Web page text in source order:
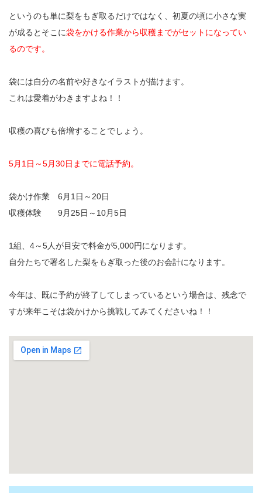
というのも単に梨をもぎ取るだけではなく、初夏の頃に小さな実
が成るとそこに袋をかける作業から収穫までがセットになってい
るのです。
袋には自分の名前や好きなイラストが描けます。
これは愛着がわきますよね！！
収穫の喜びも倍増することでしょう。
5月1日～5月30日までに電話予約。
袋かけ作業 6月1日～20日
収穫体験 9月25日～10月5日
1組、4～5人が目安で料金が5,000円になります。
自分たちで署名した梨をもぎ取った後のお会計になります。
今年は、既に予約が終了してしまっているという場合は、残念で
すが来年こそは袋かけから挑戦してみてくださいね！！